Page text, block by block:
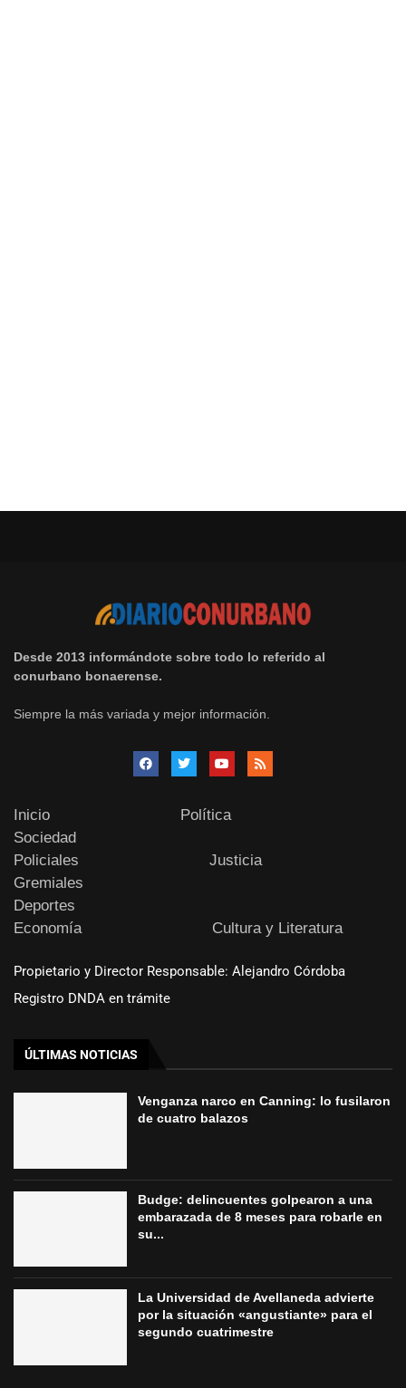
Desde 2013 informándote sobre todo lo referido al
conurbano bonaerense.
Siempre la más variada y mejor información.
Inicio
Política
Sociedad
Policiales
Justicia
Gremiales
Deportes
Economía
Cultura y Literatura
Propietario y Director Responsable: Alejandro Córdoba
Registro DNDA en trámite
ÚLTIMAS NOTICIAS
Venganza narco en Canning: lo fusilaron
de cuatro balazos
Budge: delincuentes golpearon a una
embarazada de 8 meses para robarle en
su...
La Universidad de Avellaneda advierte
por la situación «angustiante» para el
segundo cuatrimestre